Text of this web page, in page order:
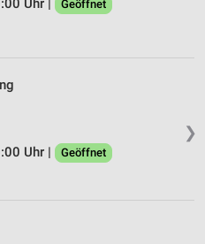
Uhr |
Geöffnet
❯
Uhr |
Geöffnet